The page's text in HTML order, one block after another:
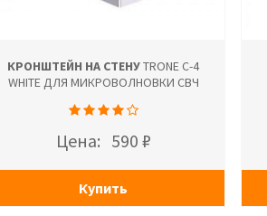
КРОНШТЕЙН НА СТЕНУTRONE С-4
WHITE ДЛЯ МИКРОВОЛНОВКИ СВЧ
Цена: 590 ₽
Купить